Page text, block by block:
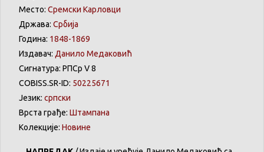
Место: Сремски Карловци
Држава: Србија
Година: 1848-1869
Издавач: Данилo Медаковић
Сигнатура: РПСр V 8
COBISS.SR-ID: 50225671
Језик: српски
Врста грађе: Штампана
Колекције: Новине